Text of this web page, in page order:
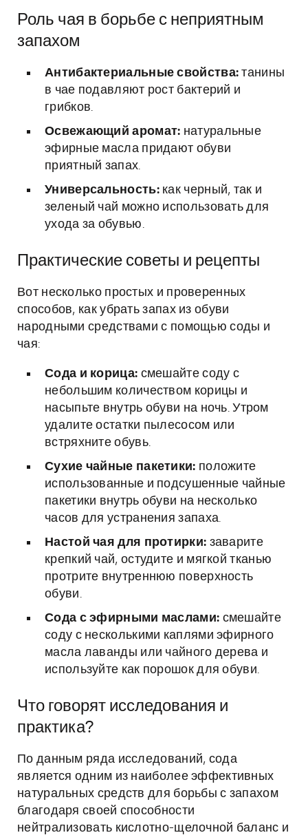
Роль чая в борьбе с неприятным
запахом
Антибактериальные свойства: танины
в чае подавляют рост бактерий и
грибков.
Освежающий аромат: натуральные
эфирные масла придают обуви
приятный запах.
Универсальность:как черный, так и
зеленый чай можно использовать для
ухода за обувью.
Практические советы и рецепты
Вот несколько простых и проверенных
способов, как убрать запах из обуви
народными средствами с помощью соды и
чая:
Сода и корица: смешайте соду с
небольшим количеством корицы и
насыпьте внутрь обуви на ночь. Утром
удалите остатки пылесосом или
встряхните обувь.
Сухие чайные пакетики: положите
использованные и подсушенные чайные
пакетики внутрь обуви на несколько
часов для устранения запаха.
Настой чая для протирки: заварите
крепкий чай, остудите и мягкой тканью
протрите внутреннюю поверхность
обуви.
Сода с эфирными маслами: смешайте
соду с несколькими каплями эфирного
масла лаванды или чайного дерева и
используйте как порошок для обуви.
Что говорят исследования и
практика?
По данным ряда исследований, сода
является одним из наиболее эффективных
натуральных средств для борьбы с запахом
благодаря своей способности
нейтрализовать кислотно-щелочной баланс и